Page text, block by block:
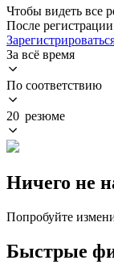
Чтобы видеть все
После
За всё время
По соответствию
20 резюме
Ничего не
Попробуйте
Быстрые